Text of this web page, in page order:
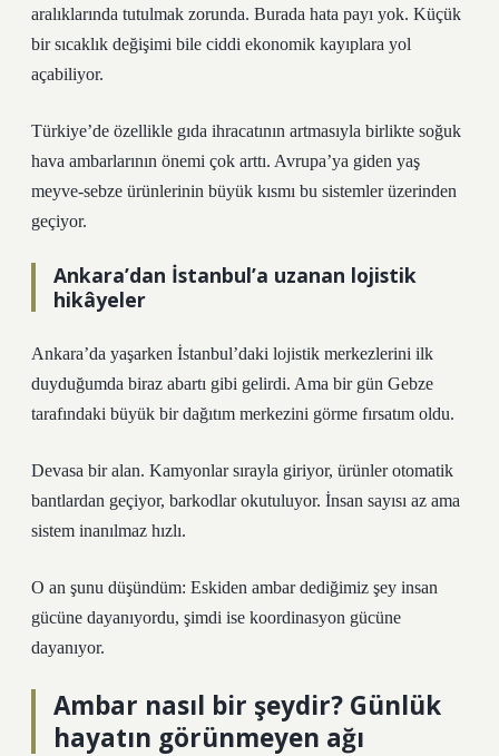
aralıklarında tutulmak zorunda. Burada hata payı yok. Küçük
bir sıcaklık değişimi bile ciddi ekonomik kayıplara yol
açabiliyor.
Türkiye’de özellikle gıda ihracatının artmasıyla birlikte soğuk
hava ambarlarının önemi çok arttı. Avrupa’ya giden yaş
meyve-sebze ürünlerinin büyük kısmı bu sistemler üzerinden
geçiyor.
Ankara’dan İstanbul’a uzanan lojistik
hikâyeler
Ankara’da yaşarken İstanbul’daki lojistik merkezlerini ilk
duyduğumda biraz abartı gibi gelirdi. Ama bir gün Gebze
tarafındaki büyük bir dağıtım merkezini görme fırsatım oldu.
Devasa bir alan. Kamyonlar sırayla giriyor, ürünler otomatik
bantlardan geçiyor, barkodlar okutuluyor. İnsan sayısı az ama
sistem inanılmaz hızlı.
O an şunu düşündüm: Eskiden ambar dediğimiz şey insan
gücüne dayanıyordu, şimdi ise koordinasyon gücüne
dayanıyor.
Ambar nasıl bir şeydir? Günlük
hayatın görünmeyen ağı